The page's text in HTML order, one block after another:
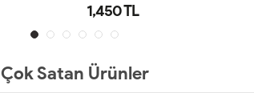
1,450 TL
Çok Satan Ürünler